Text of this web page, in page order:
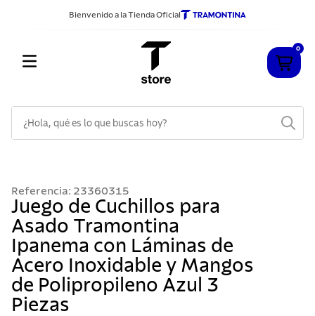
Bienvenido a la Tienda Oficial
0
Referencia: 23360315
Juego de Cuchillos para
Asado Tramontina
Ipanema con Láminas de
Acero Inoxidable y Mangos
de Polipropileno Azul 3
Piezas
2 .
sarten
3.
cubiertos
4.
ollas
5.
acero inoxidable
6.
grano